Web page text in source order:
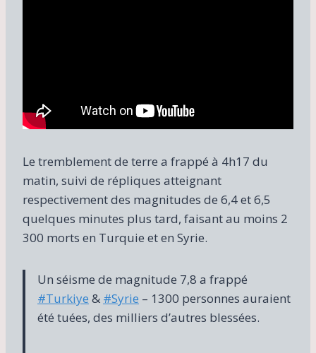
Le tremblement de terre a frappé à 4h17 du
matin, suivi de répliques atteignant
respectivement des magnitudes de 6,4 et 6,5
quelques minutes plus tard, faisant au moins 2
300 morts en Turquie et en Syrie.
Un séisme de magnitude 7,8 a frappé
#Turkiye & #Syrie – 1300 personnes auraient
été tuées, des milliers d’autres blessées.